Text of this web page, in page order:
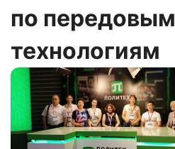
по передовым
технологиям